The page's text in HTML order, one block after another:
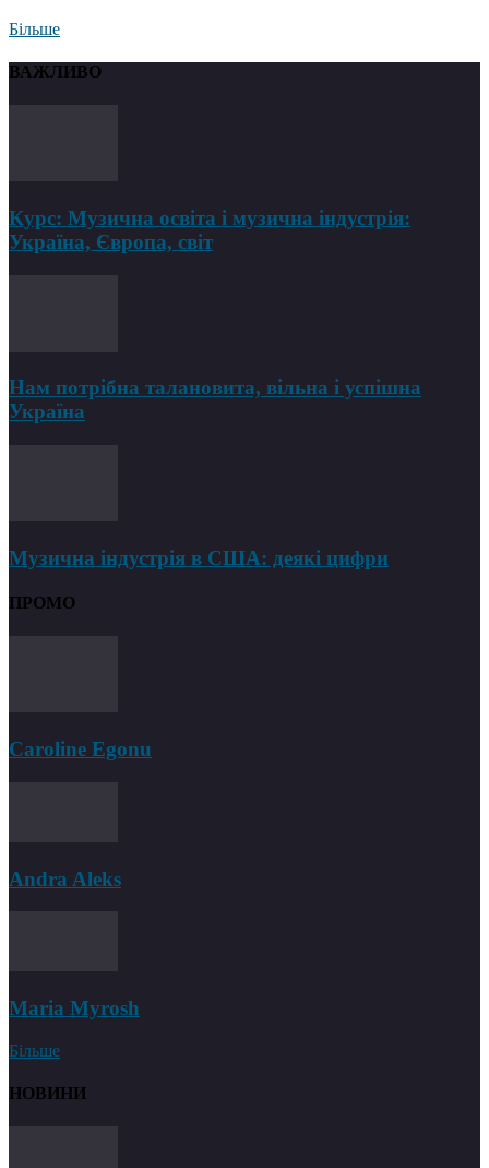
Більше
ВАЖЛИВО
Курс: Музична освіта і музична індустрія:
Україна, Європа, світ
Нам потрібна талановита, вільна і успішна
Україна
Музична індустрія в США: деякі цифри
ПРОМО
Caroline Egonu
Andra Aleks
Maria Myrosh
Більше
НОВИНИ